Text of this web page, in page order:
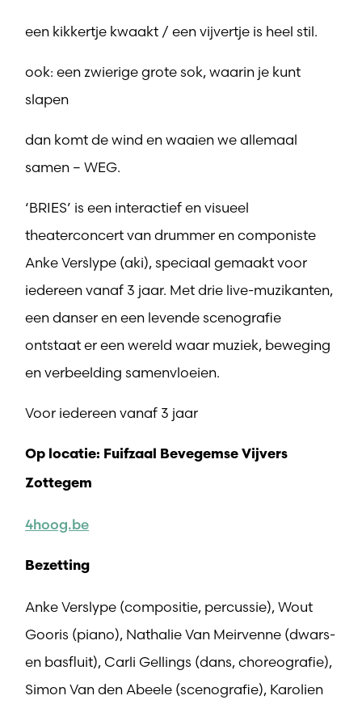
een kikkertje kwaakt / een vijvertje is heel stil.
ook: een zwierige grote sok, waarin je kunt
slapen
dan komt de wind en waaien we allemaal
samen – WEG.
‘BRIES’ is een interactief en visueel
theaterconcert van drummer en componiste
Anke Verslype (aki), speciaal gemaakt voor
iedereen vanaf 3 jaar. Met drie live-muzikanten,
een danser en een levende scenografie
ontstaat er een wereld waar muziek, beweging
en verbeelding samenvloeien.
Voor iedereen vanaf 3 jaar
Op locatie: Fuifzaal Bevegemse Vijvers
Zottegem
4hoog.be
Bezetting
Anke Verslype (compositie, percussie), Wout
Gooris (piano), Nathalie Van Meirvenne (dwars-
en basfluit), Carli Gellings (dans, choreografie),
Simon Van den Abeele (scenografie), Karolien